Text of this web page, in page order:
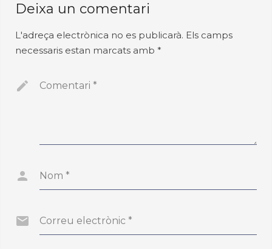
Deixa un comentari
L'adreça electrònica no es publicarà. Els camps
necessaris estan marcats amb *
Comentari *
Nom *
Correu electrònic *